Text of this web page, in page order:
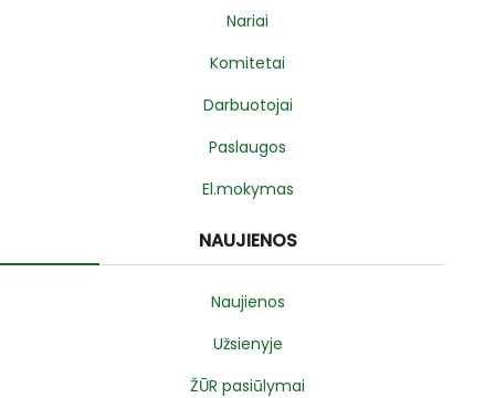
Nariai
Komitetai
Darbuotojai
Paslaugos
El.mokymas
NAUJIENOS
Naujienos
Užsienyje
ŽŪR pasiūlymai